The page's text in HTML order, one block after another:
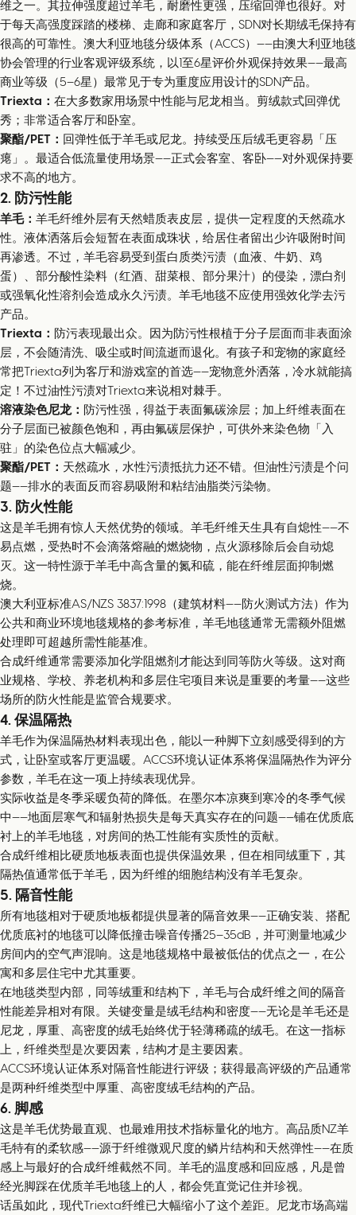
维之一。其拉伸强度超过羊毛，耐磨性更强，压缩回弹也很好。对
于每天高强度踩踏的楼梯、走廊和家庭客厅，SDN对长期绒毛保持有
很高的可靠性。澳大利亚地毯分级体系（ACCS）——由澳大利亚地毯
协会管理的行业客观评级系统，以1至6星评价外观保持效果——最高
商业等级（5–6星）最常见于专为重度应用设计的SDN产品。
Triexta： 在大多数家用场景中性能与尼龙相当。剪绒款式回弹优
秀；非常适合客厅和卧室。
聚酯/PET： 回弹性低于羊毛或尼龙。持续受压后绒毛更容易「压
瘪」。最适合低流量使用场景——正式会客室、客卧——对外观保持要
求不高的地方。
2. 防污性能
羊毛： 羊毛纤维外层有天然蜡质表皮层，提供一定程度的天然疏水
性。液体洒落后会短暂在表面成珠状，给居住者留出少许吸附时间
再渗透。不过，羊毛容易受到蛋白质类污渍（血液、牛奶、鸡
蛋）、部分酸性染料（红酒、甜菜根、部分果汁）的侵染，漂白剂
或强氧化性溶剂会造成永久污渍。羊毛地毯不应使用强效化学去污
产品。
Triexta： 防污表现最出众。因为防污性根植于分子层面而非表面涂
层，不会随清洗、吸尘或时间流逝而退化。有孩子和宠物的家庭经
常把Triexta列为客厅和游戏室的首选——宠物意外洒落，冷水就能搞
定！不过油性污渍对Triexta来说相对棘手。
溶液染色尼龙： 防污性强，得益于表面氟碳涂层；加上纤维表面在
分子层面已被颜色饱和，再由氟碳层保护，可供外来染色物「入
驻」的染色位点大幅减少。
聚酯/PET： 天然疏水，水性污渍抵抗力还不错。但油性污渍是个问
题——排水的表面反而容易吸附和粘结油脂类污染物。
3. 防火性能
这是羊毛拥有惊人天然优势的领域。羊毛纤维天生具有自熄性——不
易点燃，受热时不会滴落熔融的燃烧物，点火源移除后会自动熄
灭。这一特性源于羊毛中高含量的氮和硫，能在纤维层面抑制燃
烧。
澳大利亚标准AS/NZS 3837:1998（建筑材料——防火测试方法）作为
公共和商业环境地毯规格的参考标准，羊毛地毯通常无需额外阻燃
处理即可超越所需性能基准。
合成纤维通常需要添加化学阻燃剂才能达到同等防火等级。这对商
业规格、学校、养老机构和多层住宅项目来说是重要的考量——这些
场所的防火性能是监管合规要求。
4. 保温隔热
羊毛作为保温隔热材料表现出色，能以一种脚下立刻感受得到的方
式，让卧室或客厅更温暖。ACCS环境认证体系将保温隔热作为评分
参数，羊毛在这一项上持续表现优异。
实际收益是冬季采暖负荷的降低。在墨尔本凉爽到寒冷的冬季气候
中——地面层寒气和辐射热损失是每天真实存在的问题——铺在优质底
衬上的羊毛地毯，对房间的热工性能有实质性的贡献。
合成纤维相比硬质地板表面也提供保温效果，但在相同绒重下，其
隔热值通常低于羊毛，因为纤维的细胞结构没有羊毛复杂。
5. 隔音性能
所有地毯相对于硬质地板都提供显著的隔音效果——正确安装、搭配
优质底衬的地毯可以降低撞击噪音传播25–35dB，并可测量地减少
房间内的空气声混响。这是地毯规格中最被低估的优点之一，在公
寓和多层住宅中尤其重要。
在地毯类型内部，同等绒重和结构下，羊毛与合成纤维之间的隔音
性能差异相对有限。关键变量是绒毛结构和密度——无论是羊毛还是
尼龙，厚重、高密度的绒毛始终优于轻薄稀疏的绒毛。在这一指标
上，纤维类型是次要因素，结构才是主要因素。
ACCS环境认证体系对隔音性能进行评级；获得最高评级的产品通常
是两种纤维类型中厚重、高密度绒毛结构的产品。
6. 脚感
这是羊毛优势最直观、也最难用技术指标量化的地方。高品质NZ羊
毛特有的柔软感——源于纤维微观尺度的鳞片结构和天然弹性——在质
感上与最好的合成纤维截然不同。羊毛的温度感和回应感，凡是曾
经光脚踩在优质羊毛地毯上的人，都会凭直觉记住并珍视。
话虽如此，现代Triexta纤维已大幅缩小了这个差距。尼龙市场高端